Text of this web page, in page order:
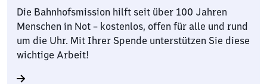
Die Bahnhofsmission hilft seit über 100 Jahren
Menschen in Not – kostenlos, offen für alle und rund
um die Uhr. Mit Ihrer Spende unterstützen Sie diese
wichtige Arbeit!